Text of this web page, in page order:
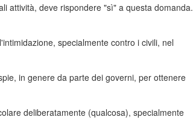
attività, deve rispondere "sì" a questa domanda.
specialmente contro i civili, nel
in genere da parte dei governi, per ottenere
deliberatamente (qualcosa), specialmente